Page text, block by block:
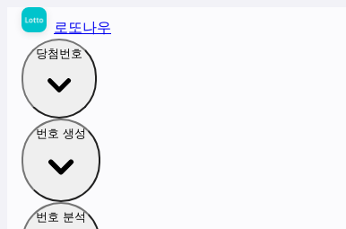
로또나우
당첨번호
번호 생성
번호 분석